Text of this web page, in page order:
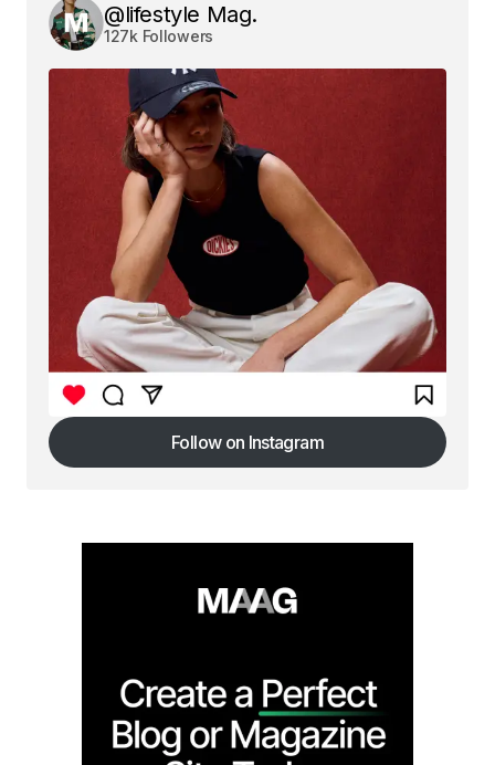
@lifestyle Mag.
127k Followers
Follow on Instagram
Follow on Instagram